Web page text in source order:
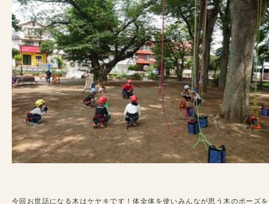
今回お世話になる木はケヤキです！体全体を使いみんなが思う木のポーズ